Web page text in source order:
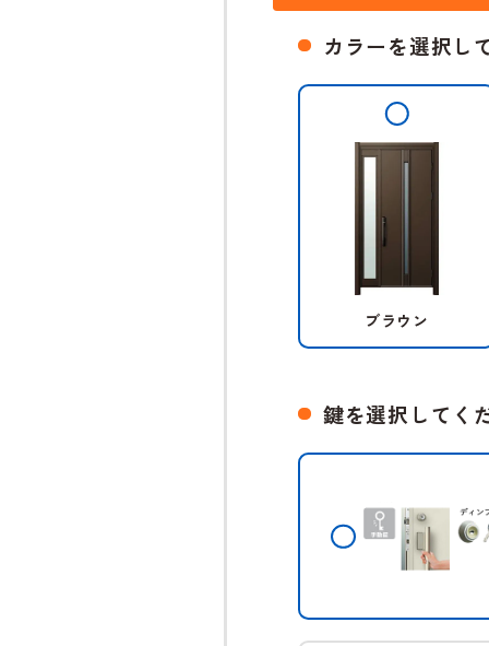
カラーを選択し
ブラウン
鍵を選択してく